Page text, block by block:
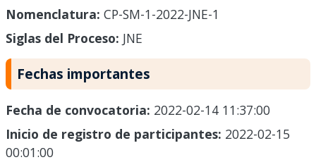
Nomenclatura: CP-SM-1-2022-JNE-1
Siglas del Proceso: JNE
Fechas importantes
Fecha de convocatoria: 2022-02-14 11:37:00
Inicio de registro de participantes: 2022-02-15
00:01:00